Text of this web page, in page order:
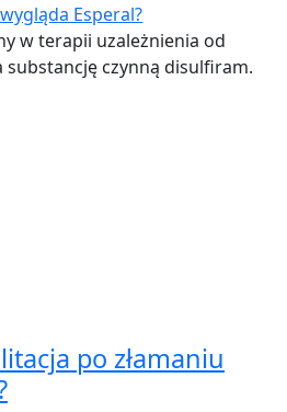
wygląda Esperal?
w terapii uzależnienia od
czynną disulfiram.
po złamaniu